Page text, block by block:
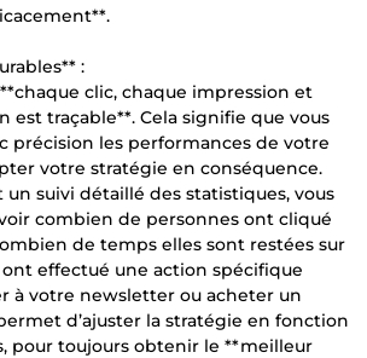
:
clic, chaque impression et
est traçable**. Cela signifie que vous
précision les performances de votre
votre stratégie en conséquence.
un suivi détaillé des statistiques, vous
combien de personnes ont cliqué
de temps elles sont restées sur
ont effectué une action spécifique
à votre newsletter ou acheter un
d’ajuster la stratégie en fonction
pour toujours obtenir le **meilleur